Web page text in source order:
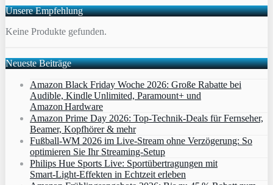
Unsere Empfehlung
Keine Produkte gefunden.
Neueste Beiträge
Amazon Black Friday Woche 2026: Große Rabatte bei
Audible, Kindle Unlimited, Paramount+ und
Amazon Hardware
Amazon Prime Day 2026: Top-Technik-Deals für Fernseher,
Beamer, Kopfhörer & mehr
Fußball-WM 2026 im Live-Stream ohne Verzögerung: So
optimieren Sie Ihr Streaming-Setup
Philips Hue Sports Live: Sportübertragungen mit
Smart‑Light‑Effekten in Echtzeit erleben